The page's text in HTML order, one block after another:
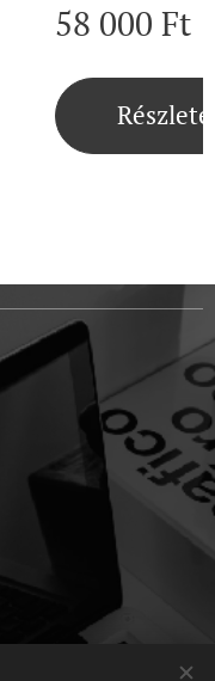
működ
hatéko
nyan,
ha
hane
m
folya
matos
frissítv
van. A
58 000 Ft